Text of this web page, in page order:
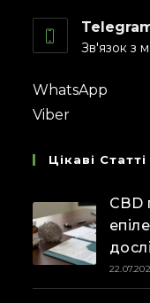
Зв'язок з
WhatsApp
Viber
Цікаві Статті
CBD